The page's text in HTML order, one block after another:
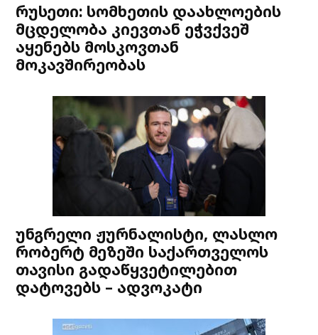
რუსეთი: სომხეთის დაახლოების
მცდელობა კიევთან ეჭვქვეშ
აყენებს მოსკოვთან
მოკავშირეობას
უნგრელი ჟურნალისტი, ლასლო
რობერტ მეზეში საქართველოს
თავისი გადაწყვეტილებით
დატოვებს – ადვოკატი